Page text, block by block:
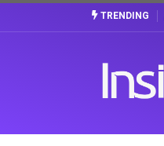
TRENDING